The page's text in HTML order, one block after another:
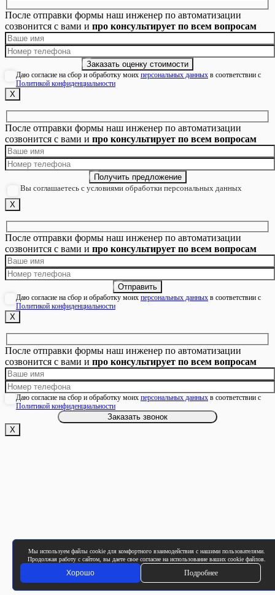
Мы используем файлы cookie для комфортного взаимодействия с нашими пользователями.
Продолжая работу с сайтом, вы даете свое согласие на использование ваших cookie файлов.
Хорошо Подробнее
После отправки формы наш инженер по автоматизации
созвонится с вами и про консультирует по всем вопросам
Даю согласие на сбор и обработку моих персональных данных в соответствии с
Политикой конфиденциальности
Х
После отправки формы наш инженер по автоматизации
созвонится с вами и про консультирует по всем вопросам
Вы соглашаетесь с условиями обработки персональных данных
Х
После отправки формы наш инженер по автоматизации
созвонится с вами и про консультирует по всем вопросам
Даю согласие на сбор и обработку моих персональных данных в соответствии с
Политикой конфиденциальности
Х
После отправки формы наш инженер по автоматизации
созвонится с вами и про консультирует по всем вопросам
Даю согласие на сбор и обработку моих персональных данных в соответствии с
Политикой конфиденциальности
Х